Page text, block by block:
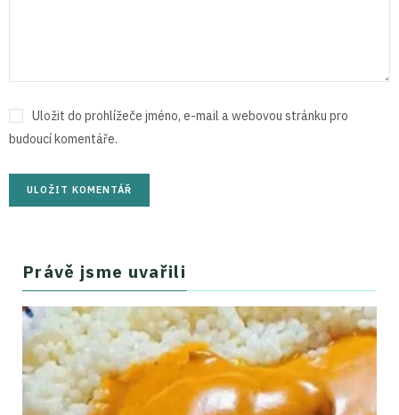
Uložit do prohlížeče jméno, e-mail a webovou stránku pro
budoucí komentáře.
Právě jsme uvařili